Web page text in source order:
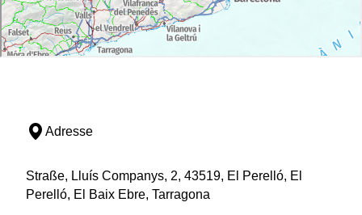
Adresse
Straße, Lluís Companys, 2, 43519, El Perelló, El
Perelló, El Baix Ebre, Tarragona